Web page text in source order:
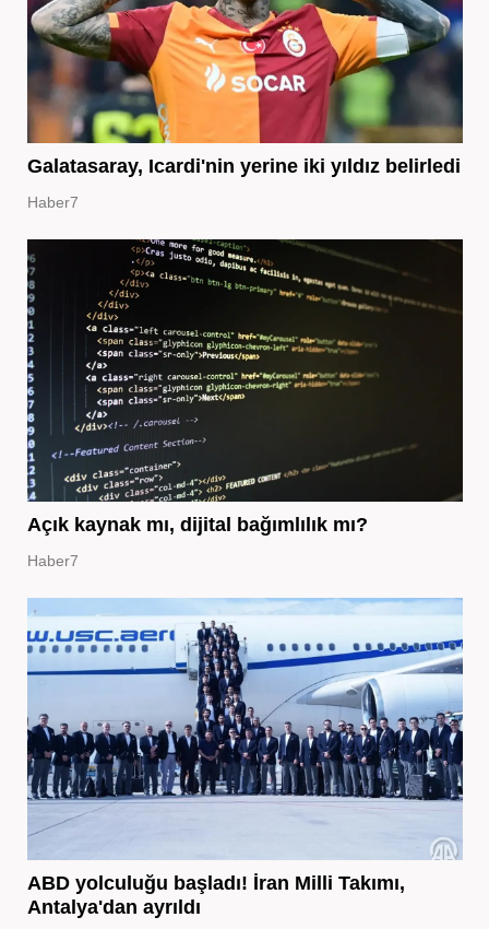
Galatasaray, Icardi'nin yerine iki yıldız belirledi
Haber7
Açık kaynak mı, dijital bağımlılık mı?
Haber7
ABD yolculuğu başladı! İran Milli Takımı,
Antalya'dan ayrıldı